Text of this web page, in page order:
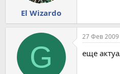
El Wizardo
G
27 Фев 2009
еще